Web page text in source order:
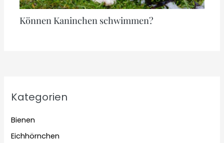
Können Kaninchen schwimmen?
Kategorien
Bienen
Eichhörnchen